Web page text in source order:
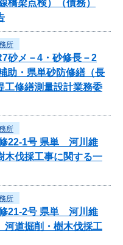
橋梁点検）（債務）
所
砂メ－4・砂修長－2
助・県単砂防修繕（長
修繕測量設計業務委
所
修22-1号 県単 河川維
伐採工事に関する一
所
修21-2号 県単 河川維
道掘削・樹木伐採工